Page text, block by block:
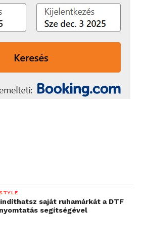
is sikeres
érhetünk
a
együttműködő
építése terén.
Márton
saját ruhamárkát a DTF
segítségével